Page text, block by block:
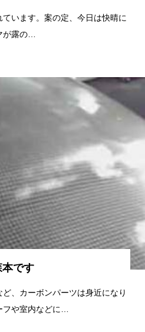
います。案の定、今日は快晴に
が露の…
本です
、カーボンパーツは身近になり
フや室内などに…